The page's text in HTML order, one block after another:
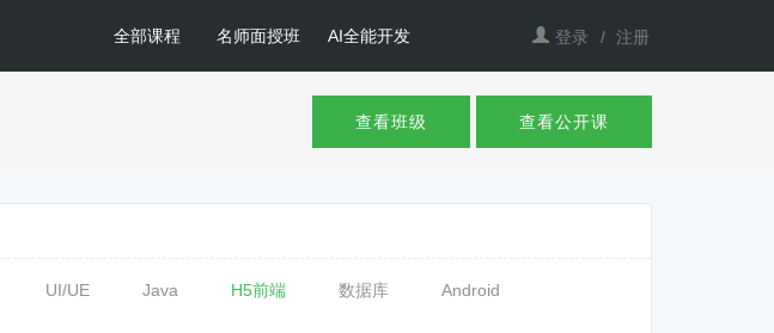
全部课程 名师面授班 AI全能开发 登录 / 注册
查看班级 查看公开课
UI/UE Java H5前端 数据库 Android